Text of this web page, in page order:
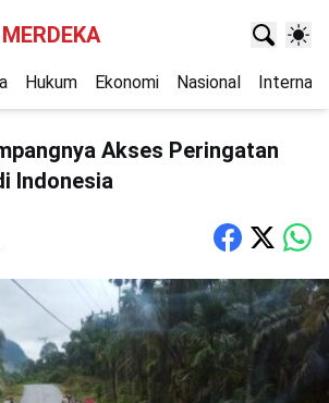
Hukum Ekonomi Nasional
Akses Peringatan
Indonesia